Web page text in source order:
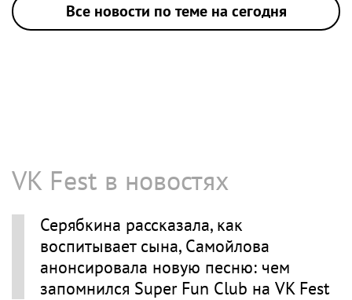
Все новости по теме на сегодня
VK Fest в новостях
Серябкина рассказала, как
воспитывает сына, Самойлова
анонсировала новую песню: чем
запомнился Super Fun Club на VK Fest